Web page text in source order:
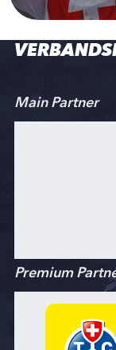
Main Partner
Premium